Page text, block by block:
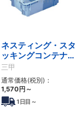
ネスティング・スタ
ッキングコンテナ
SNコンテナー
三甲
通常価格(税別)：
1,570円～
1日目～